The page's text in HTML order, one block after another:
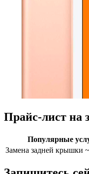
Прайс-лист на
Популярные
Замена задней крышки